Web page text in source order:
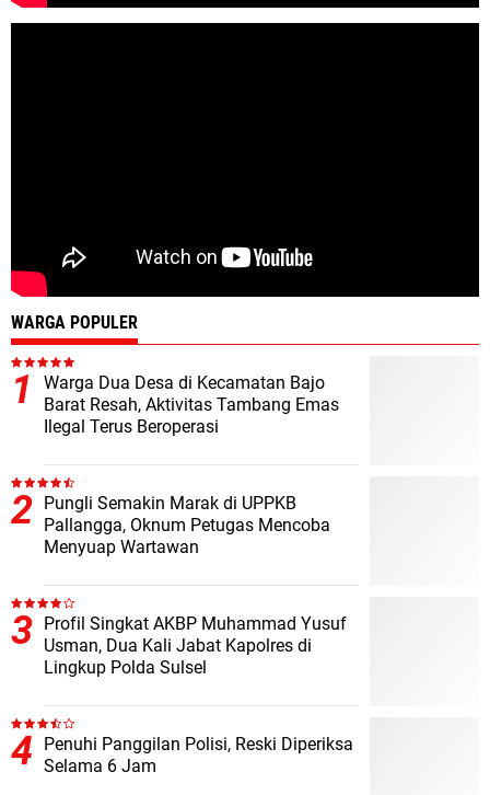
WARGA POPULER
Warga Dua Desa di Kecamatan Bajo
Barat Resah, Aktivitas Tambang Emas
Ilegal Terus Beroperasi
Pungli Semakin Marak di UPPKB
Pallangga, Oknum Petugas Mencoba
Menyuap Wartawan
Profil Singkat AKBP Muhammad Yusuf
Usman, Dua Kali Jabat Kapolres di
Lingkup Polda Sulsel
Penuhi Panggilan Polisi, Reski Diperiksa
Selama 6 Jam